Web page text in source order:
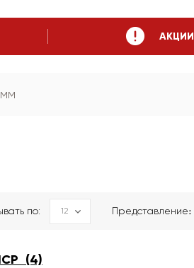
АКЦИИ
по: Представление։
(4)